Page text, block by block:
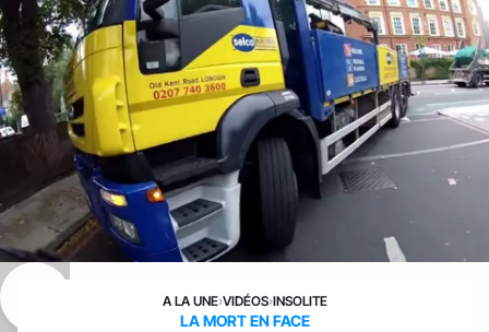
A LA UNE›VIDÉOS›INSOLITE
LA MORT EN FACE